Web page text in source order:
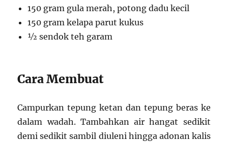
150 gram gula merah, potong dadu kecil
150 gram kelapa parut kukus
½ sendok teh garam
Cara Membuat
Campurkan tepung ketan dan tepung beras ke
dalam wadah. Tambahkan air hangat sedikit
demi sedikit sambil diuleni hingga adonan kalis